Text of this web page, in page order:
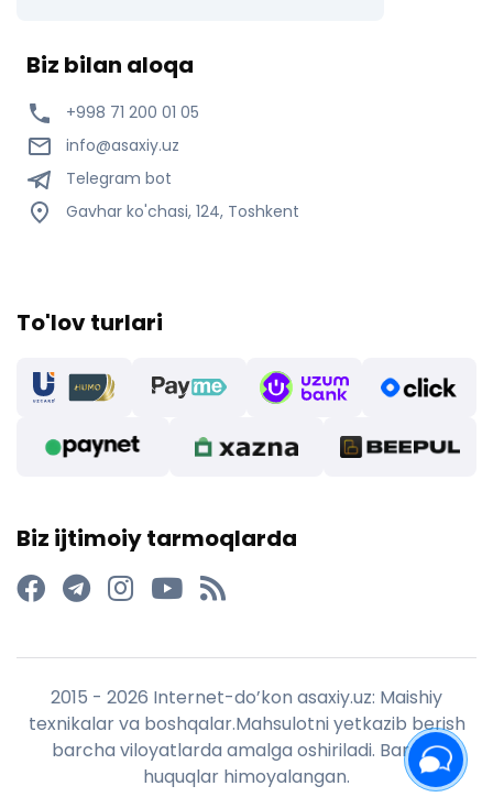
Biz bilan aloqa
+998 71 200 01 05
info@asaxiy.uz
Telegram bot
Gavhar ko'chasi, 124, Toshkent
To'lov turlari
Biz ijtimoiy tarmoqlarda
2015 - 2026 Internet-do’kon asaxiy.uz: Maishiy
texnikalar va boshqalar.Mahsulotni yetkazib berish
barcha viloyatlarda amalga oshiriladi. Barcha
huquqlar himoyalangan.